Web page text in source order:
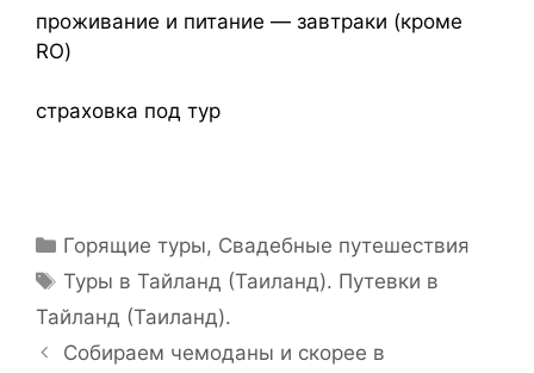
проживание и питание — завтраки (кроме
RO)
страховка под тур
Горящие туры, Свадебные путешествия
Туры в Тайланд (Таиланд). Путевки в
Тайланд (Таиланд).
Собираем чемоданы и скорее в